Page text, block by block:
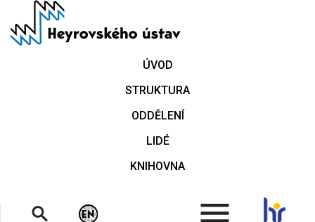
hlavnímu
ÚVOD
STRUKTURA
ODDĚLENÍ
LIDÉ
KNIHOVNA
.